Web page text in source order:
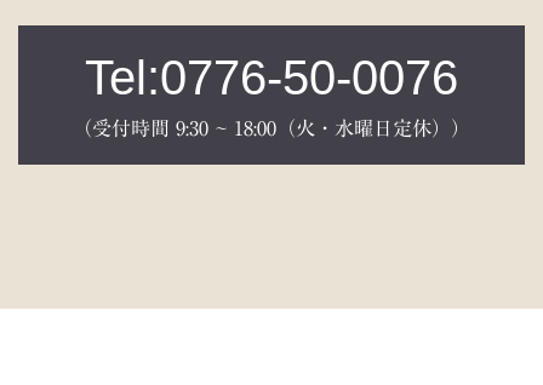
Tel:0776-50-0076
（受付時間 9:30 ~ 18:00（火・水曜日定休））